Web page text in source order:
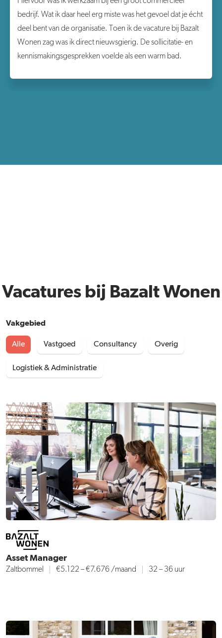
bedrijf. Wat ik daar heel erg miste was het gevoel dat je écht
deel bent van de organisatie. Toen ik de vacature bij Bazalt
Wonen zag was ik direct nieuwsgierig. De sollicitatie- en
kennismakingsgesprekken voelde als een warm bad.
Vacatures bij Bazalt Wonen
Vakgebied
Alle Vastgoed Consultancy Overig
Logistiek & Administratie
Asset Manager
Zaltbommel €5.122 – €7.676/maand 32 – 36 uur